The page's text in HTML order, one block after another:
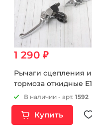
1 290 ₽
Рычаги сцепления и
тормоза откидные Е1
В наличии - арт. 1592
Купить